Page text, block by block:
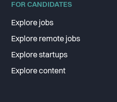
FOR CANDIDATES
Explore jobs
Explore remote jobs
Explore startups
Explore content